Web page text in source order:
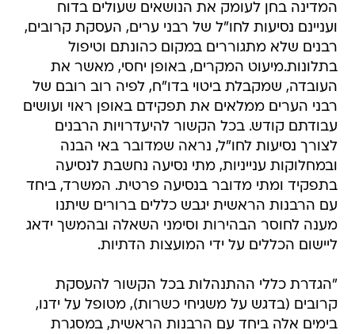
המדינה בחן לעומק את הנושאים שעולים בדוח
ועניינם נסיעות לחו"ל של רבני ערים, העסקת קרובים,
רבנים שלא מתגוררים במקום כהונתם וטיפול
בתלונות.מיעוט המקרים, באופן יחסי, מאשר את
העובדה, שמקבלת ביטוי בדו"ח, לפיה רוב רובם של
רבני הערים ממלאים את תפקידם באופן ראוי ועושים
עבודתם קודש. בכל הקשור להיעדרויות הרבנים
לצורך נסיעות לחו"ל, נראה שמדובר באי הבנה
ובמחלוקות ענייניות, מתי נסיעה נחשבת לנסיעה
בתפקיד ומתי מדובר בנסיעה פרטית. המשרד, ביחד
עם הרבנות הראשית יגבש כללים ברורים שיתנו
מענה לחוסר הבהירות וסימני השאלה ובהמשך ידאג
ליישום הכללים על ידי המועצות הדתיות.
"הגדרת כללי ההתנהלות בכל הקשור להעסקת
קרובים (בדגש על משגיחי כשרות), מטופל על ידנו,
בימים אלה ביחד עם הרבנות הראשית, במסגרת